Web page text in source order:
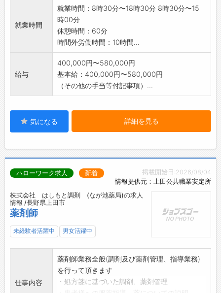
就業時間
就業時間：8時30分〜18時30分 8時30分〜15
時00分
休憩時間：60分
時間外労働時間：10時間...
給与
400,000円〜580,000円
基本給：400,000円〜580,000円
（その他の手当等付記事項）...
気になる 詳細を見る
掲載開始日:2026/08/04
情報提供元：上田公共職業安定所
ハローワーク求人 新着
株式会社 はしもと調剤 (なが池薬局)の求人
情報 /長野県上田市
薬剤師
未経験者活躍中 男女活躍中
仕事内容
薬剤師業務全般(調剤及び薬剤管理、指導業務)
を行って頂きます
・処方箋に基づいた調剤、薬剤管理